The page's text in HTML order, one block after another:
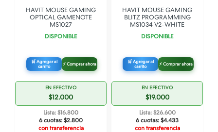
HAVIT MOUSE GAMING
OPTICAL GAMENOTE
MS1027
DISPONIBLE
🛒 Agregar al
carrito
⚡ Comprar ahora
EN EFECTIVO
$12.000
Lista: $16.800
6 cuotas: $2.800
con transferencia
HAVIT MOUSE GAMING
BLITZ PROGRAMMING
MS1034 V2-WHITE
DISPONIBLE
🛒 Agregar al
carrito
⚡ Comprar ahora
EN EFECTIVO
$19.000
Lista: $26.600
6 cuotas: $4.433
con transferencia